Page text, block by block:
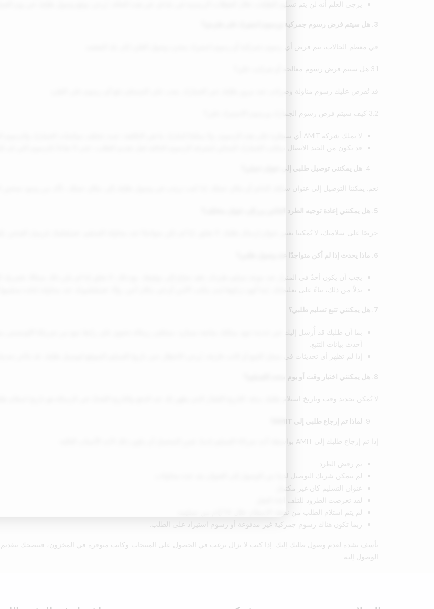
يرجى العلم أنه لن يتم تسليم الطلبات خلال العطلات الرسمية في بلدكم. في هذه الحالة، يُرجى توقع وصول طلبك في يوم العمل
3. هل سيتم فرض رسوم جمركية ورسوم استيراد على طردي؟
في معظم الحالات، يتم فرض أي رسوم جمركية أو رسوم استيراد بمجرد وصول الطرد إلى بلد المقصد.
3.1 هل سيتم فرض رسوم معالجة أو ضرائب علي؟
قد تُفرض عليك رسوم مناولة وضرائب عند مرور طلبك عبر الجمارك. يجب على المستلم دفع أي رسوم على الطرد.
3.2 كيف سيتم فرض رسوم الجمارك ورسوم الاستيراد علي؟
لا تملك شركة AMIT أي سيطرة على هذه الرسوم، ولا يمكننا إخبارك ما هي التكلفة، حيث تختلف سياسات الجمارك والرسوم الجمركية على نطاق واسع من بلد إلى آخر.
قد يكون من الجيد الاتصال بمكتب الجمارك المحلي لمعرفة الرسوم الحالية قبل تقديم الطلب، حتى لا تفاجأ بالرسوم التي لم تكن
هل يمكنني توصيل طلبي إلى عنوان عملي؟
نعم. يمكننا التوصيل إلى عنوان سكنك الدائم أو مكان عملك. إذا كنت ترغب في وصول طلبك إلى مكان عملك، تأكد من وجود شخص
5. هل يمكنني إعادة توجيه الطرد الخاص بي إلى عنوان مختلف؟
حرصًا على سلامتك، لا يُمكننا تغيير عنوان إرسال طلبك. لا تقلق، إذا لم تكن متواجدًا عند محاولة التسليم، فسيُعلمك مُرسِل الشحن
6. ماذا يحدث إذا لم أكن متواجدًا عند وصول طلبي؟
يجب أن يكون أحدٌ في المنزل عند موعد تسليم طردك، فقد نحتاج إلى توقيعك. مع ذلك، لا تقلق إذا لم يكن ذلك ممكنًا، فشريك
بدلاً من ذلك، بناءً على تعليماتك، إما أنهم تركوها لدى مكتب الأمن أو في مكان آمن. وإلا، فسيُعلمونك عند محاولة إعادة
7. هل يمكنني تتبع تسليم طلبي؟
بما أن طلبك قد أُرسل إليك عبر خدمة تتبع، يمكنك متابعة مساره. ستتلقى رسالة تحتوي على رابط تتبع من شريكنا اللوجستي
أحدث بيانات التتبع.
إذا لم تظهر أي تحديثات في سجل التتبع أو كانت فارغة، يُرجى الانتظار حتى تاريخ التسليم المتوقع لتوصيل طلبك. قد تتأخر
8. هل يمكنني اختيار وقت أو يوم محدد للتسليم؟
لا يُمكن تحديد وقت وتاريخ استلام طلبك بدقة. التاريخ المُقدّر الذي يظهر لك عند الدفع والتاريخ المُحدّد في الرسالة هو تاريخ استلام
لماذا تم إرجاع طلبي إلى AMIT؟
إذا تم إرجاع طلبك إلى AMIT بواسطة أحد شركاء التسليم لدينا، فمن المحتمل أن يكون ذلك لأحد الأسباب التالية:
تم رفض الطرد.
لم يتمكن شريك التوصيل لدينا من الوصول إلى العنوان بعد عدة محاولات.
عنوان التسليم كان غير مكتمل.
لقد تعرضت الطرود للتلف أثناء النقل.
لم يتم استلام الطلب من نقطة الاستلام خلال 10 أيام من تسليمه.
ربما تكون هناك رسوم جمركية غير مدفوعة أو رسوم استيراد على الطلب.
نأسف بشدة لعدم وصول طلبك إليك. إذا كنت لا تزال ترغب في الحصول على المنتجات وكانت متوفرة في المخزون، فننصحك
الوصول إليه.